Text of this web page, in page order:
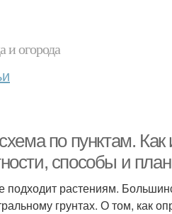
и огорода
по пунктам.
способы и
растениям.
грунтах. О том, как